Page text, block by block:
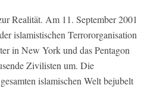
Realität. Am 11. September 2001
islamistischen Terrororganisation
in New York und das Pentagon
Zivilisten um. Die
islamischen Welt bejubelt